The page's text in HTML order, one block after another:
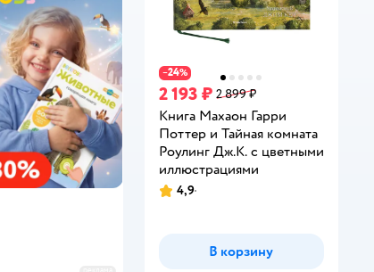
−24%
2 193 ₽ 2 899 ₽
Книга Махаон Гарри
Поттер и Тайная комната
Роулинг Дж.К. с цветными
иллюстрациями
Рейтинг:
4,9
В корзину